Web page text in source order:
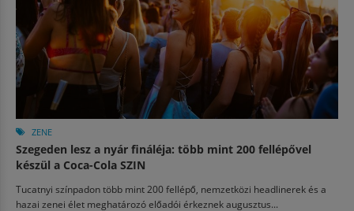
ZENE
Szegeden lesz a nyár fináléja: több mint 200 fellépővel
készül a Coca-Cola SZIN
Tucatnyi színpadon több mint 200 fellépő, nemzetközi headlinerek és a
hazai zenei élet meghatározó előadói érkeznek augusztus...